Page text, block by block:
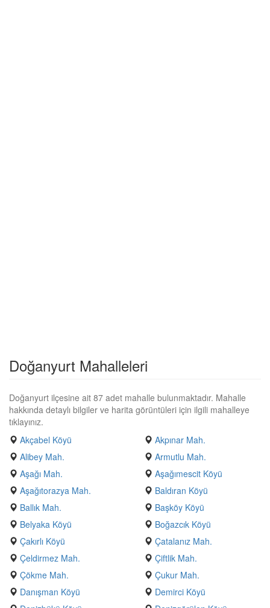
Doğanyurt Mahalleleri
Doğanyurt ilçesine ait 87 adet mahalle bulunmaktadır. Mahalle
hakkında detaylı bilgiler ve harita görüntüleri için ilgili mahalleye
tıklayınız.
Akçabel Köyü
Akpınar Mah.
Alibey Mah.
Armutlu Mah.
Aşağı Mah.
Aşağımescit Köyü
Aşağıtorazya Mah.
Baldıran Köyü
Ballık Mah.
Başköy Köyü
Belyaka Köyü
Boğazcık Köyü
Çakırlı Köyü
Çatalanız Mah.
Çeldirmez Mah.
Çiftlik Mah.
Çökme Mah.
Çukur Mah.
Danışman Köyü
Demirci Köyü